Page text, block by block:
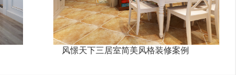
风憬天下三居室简美风格装修案例